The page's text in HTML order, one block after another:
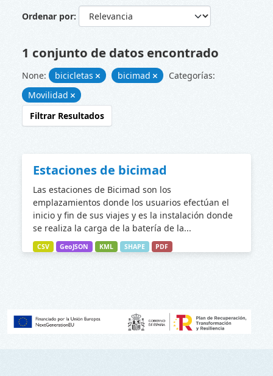
Ordenar por
1 conjunto de datos encontrado
None: bicicletas bicimad
Categorías:
Movilidad
Filtrar Resultados
Estaciones de bicimad
Las estaciones de Bicimad son los
emplazamientos donde los usuarios efectúan el
inicio y fin de sus viajes y es la instalación donde
se realiza la carga de la batería de la...
CSV GeoJSON KML SHAPE PDF